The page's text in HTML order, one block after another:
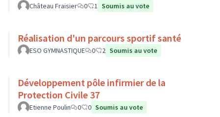
Château Fraisier 0 1 Soumis au vote
Réalisation d'un parcours sportif santé
ESO GYMNASTIQUE 0 2 Soumis au vote
Développement pôle infirmier de la
Protection Civile 37
Etienne Poulin 0 0 Soumis au vote